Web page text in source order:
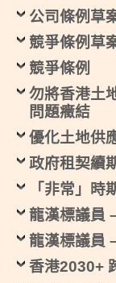
公司條例草
競爭條例草
競爭條例
勿將香港土
問題癥結
優化土地供
政府租契續
「非常」時
龍漢標議員
龍漢標議員
香港2030+